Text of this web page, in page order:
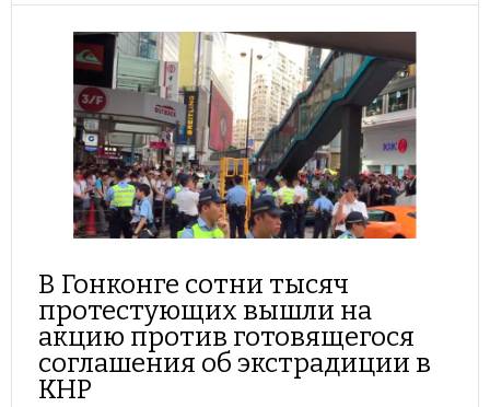
В Гонконге сотни тысяч
протестующих вышли на
акцию против готовящегося
соглашения об экстрадиции в
КНР